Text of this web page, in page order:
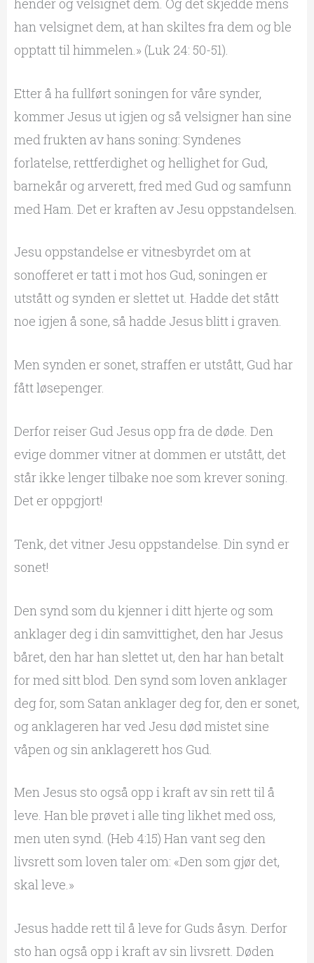
hender og velsignet dem. Og det skjedde mens
han velsignet dem, at han skiltes fra dem og ble
opptatt til himmelen.» (Luk 24: 50-51).
Etter å ha fullført soningen for våre synder,
kommer Jesus ut igjen og så velsigner han sine
med frukten av hans soning: Syndenes
forlatelse, rettferdighet og hellighet for Gud,
barnekår og arverett, fred med Gud og samfunn
med Ham. Det er kraften av Jesu oppstandelsen.
Jesu oppstandelse er vitnesbyrdet om at
sonofferet er tatt i mot hos Gud, soningen er
utstått og synden er slettet ut. Hadde det stått
noe igjen å sone, så hadde Jesus blitt i graven.
Men synden er sonet, straffen er utstått, Gud har
fått løsepenger.
Derfor reiser Gud Jesus opp fra de døde. Den
evige dommer vitner at dommen er utstått, det
står ikke lenger tilbake noe som krever soning.
Det er oppgjort!
Tenk, det vitner Jesu oppstandelse. Din synd er
sonet!
Den synd som du kjenner i ditt hjerte og som
anklager deg i din samvittighet, den har Jesus
båret, den har han slettet ut, den har han betalt
for med sitt blod. Den synd som loven anklager
deg for, som Satan anklager deg for, den er sonet,
og anklageren har ved Jesu død mistet sine
våpen og sin anklagerett hos Gud.
Men Jesus sto også opp i kraft av sin rett til å
leve. Han ble prøvet i alle ting likhet med oss,
men uten synd. (Heb 4:15) Han vant seg den
livsrett som loven taler om: «Den som gjør det,
skal leve.»
Jesus hadde rett til å leve for Guds åsyn. Derfor
sto han også opp i kraft av sin livsrett. Døden